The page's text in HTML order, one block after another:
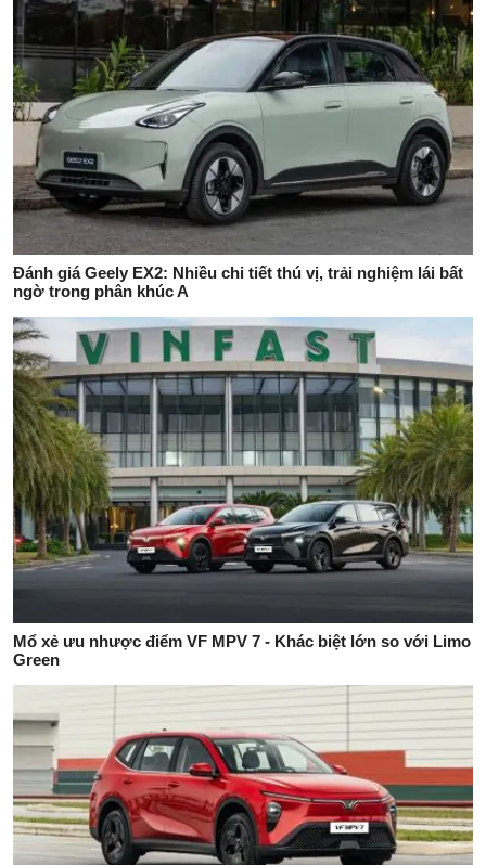
Đánh giá Geely EX2: Nhiều chi tiết thú vị, trải nghiệm lái bất
ngờ trong phân khúc A
Mổ xẻ ưu nhược điểm VF MPV 7 - Khác biệt lớn so với Limo
Green